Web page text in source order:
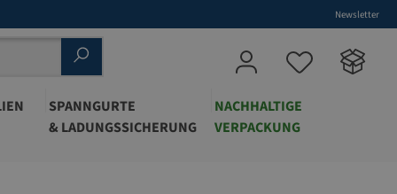
Newsletter
SPANNGURTE
& LADUNGSSICHERUNG
NACHHALTIGE
VERPACKUNG